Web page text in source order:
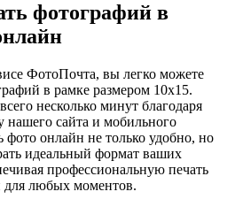
фотографий в
ФотоПочта, вы легко можете
в рамке размером 10х15.
несколько минут благодаря
нашего сайта и мобильного
фото онлайн не только удобно, но
идеальный формат ваших
профессиональную печать
для любых моментов.